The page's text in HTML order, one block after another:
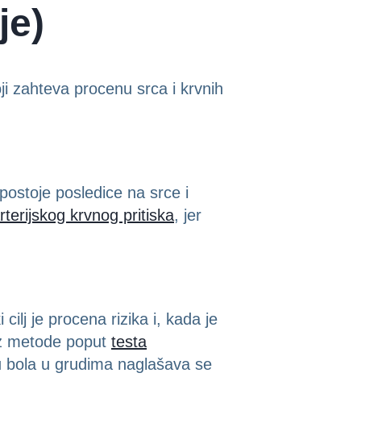
zahteva procenu srca i krvnih
posledice na srce i
krvnog pritiska, jer
cilj je procena rizika i, kada je
metode poput testa
u grudima naglašava se